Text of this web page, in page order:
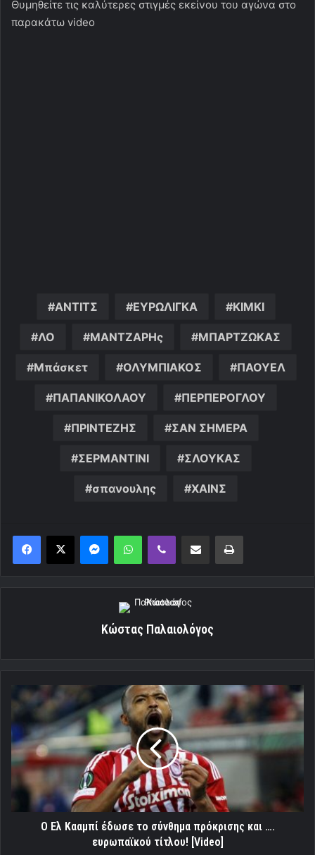
Θυμηθείτε τις καλύτερες στιγμές εκείνου του αγώνα στο
παρακάτω video
ΑΝΤΙΤΣ ΕΥΡΩΛΙΓΚΑ ΚΙΜΚΙ
ΛΟ ΜΑΝΤΖΑΡΗς ΜΠΑΡΤΖΩΚΑΣ
Μπάσκετ ΟΛΥΜΠΙΑΚΟΣ ΠΑΟΥΕΛ
ΠΑΠΑΝΙΚΟΛΑΟΥ ΠΕΡΠΕΡΟΓΛΟΥ
ΠΡΙΝΤΕΖΗΣ ΣΑΝ ΣΗΜΕΡΑ
ΣΕΡΜΑΝΤΙΝΙ ΣΛΟΥΚΑΣ
σπανουλης ΧΑΙΝΣ
MessengerWhatsAppViber Κοινοποίηση μέσω ηλεκτρονικού ταχυδρομείουΕκτύπωση
Κώστας Παλαιολόγος
Κααμπί
έδωσε
το
σύνθημα
πρόκρισης
….
ευρωπαϊκούΟ Ελ Κααμπί έδωσε το σύνθημα πρόκρισης και ….
ευρωπαϊκού τίτλου! [Video]